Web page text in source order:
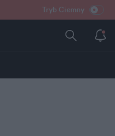
Tryb Ciemny